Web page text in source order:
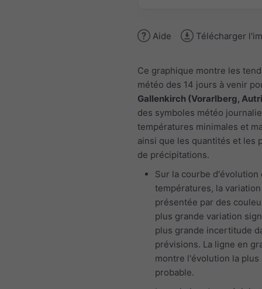
Aide Télécharger
Ce graphique montre les
météo des 14 jours à venir
Gallenkirch (Vorarlberg,
des symboles météo
températures minimales et
ainsi que les quantités et les
de précipitations.
Sur la courbe d'évolution
températures, la
présentée par des
plus grande variation
plus grande incertitude
prévisions. La ligne en
montre l'évolution la plus
probable.